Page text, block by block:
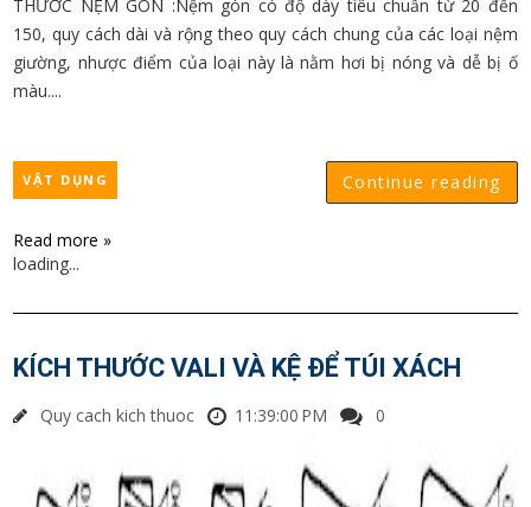
THƯỚC NỆM GÒN :Nệm gòn có độ dày tiêu chuẩn từ 20 đến
150, quy cách dài và rộng theo quy cách chung của các loại nệm
giường, nhược điểm của loại này là nằm hơi bị nóng và dễ bị ố
màu....
Continue reading
VẬT DỤNG
Read more »
loading...
KÍCH THƯỚC VALI VÀ KỆ ĐỂ TÚI XÁCH
Quy cach kich thuoc 11:39:00 PM 0